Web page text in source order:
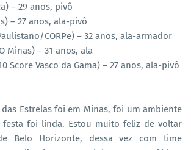
– 29 anos, pivô
– 27 anos, ala-pivô
CORPe) – 32 anos, ala-armador
Minas) – 31 anos, ala
Score Vasco da Gama) – 27 anos, ala-pivô
Estrelas foi em Minas, foi um ambiente
festa foi linda. Estou muito feliz de voltar
Belo Horizonte, dessa vez com time